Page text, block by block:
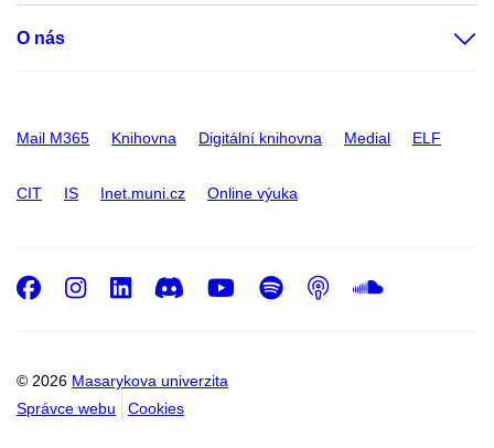
O nás
Mail M365 Knihovna Digitální knihovna Medial ELF
CIT IS Inet.muni.cz Online výuka
© 2026 Masarykova univerzita
Správce webu
Cookies
Facebook
Instagram
LinkedIn
DiscordYoutube
Spotify
Podcast